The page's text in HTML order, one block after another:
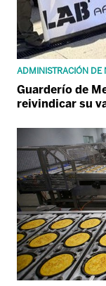
ADMINISTRACIÓN DE
Guarderío de
reivindicar su